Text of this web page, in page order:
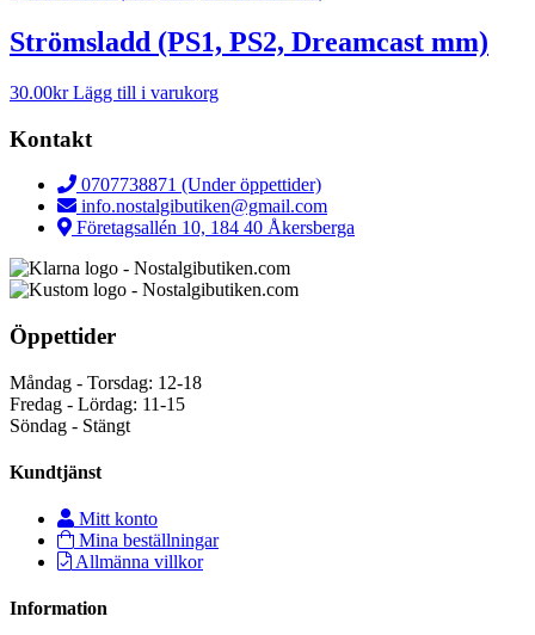
Strömsladd (PS1, PS2, Dreamcast mm)
30.00kr Lägg till i varukorg
Kontakt
0707738871 (Under öppettider)
info.nostalgibutiken@gmail.com
Företagsallén 10, 184 40 Åkersberga
Öppettider
Måndag - Torsdag: 12-18
Fredag - Lördag: 11-15
Söndag - Stängt
Kundtjänst
Mitt konto
Mina beställningar
Allmänna villkor
Information